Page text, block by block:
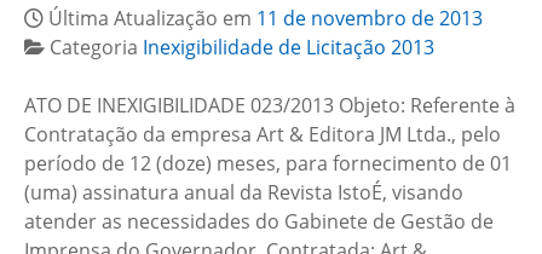
Última Atualização em 11 de novembro de 2013
Categoria Inexigibilidade de Licitação 2013
ATO DE INEXIGIBILIDADE 023/2013 Objeto: Referente à
Contratação da empresa Art & Editora JM Ltda., pelo
período de 12 (doze) meses, para fornecimento de 01
(uma) assinatura anual da Revista IstoÉ, visando
atender as necessidades do Gabinete de Gestão de